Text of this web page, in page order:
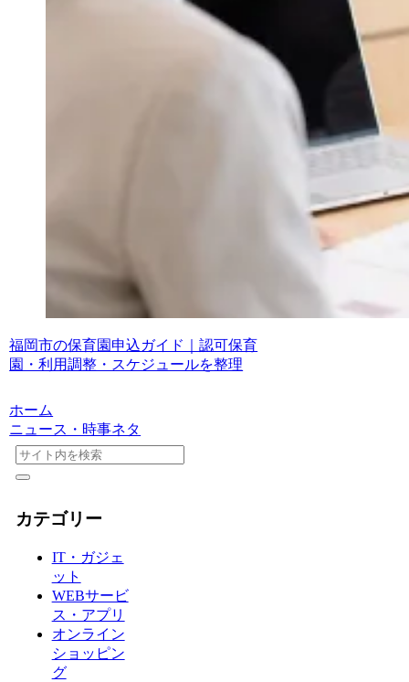
福岡市の保育園申込ガイド｜認可保育
園・利用調整・スケジュールを整理
ホーム
ニュース・時事ネタ
カテゴリー
IT・ガジェ
ット
WEBサービ
ス・アプリ
オンライン
ショッピン
グ